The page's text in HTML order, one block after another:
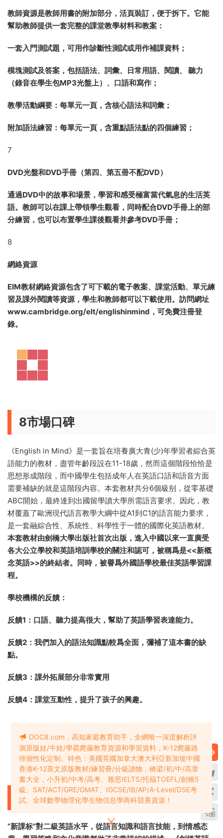
錄音文本，既爲教師提供參考，也對家長指導檢測、學生自學
自查提供幫助；
增加更多可選擇性的課堂活動，針對強班、弱班以及混合班的
爲學生用書的閱讀文章提供中英文對照的相關背景知識和信
讀素材；
集中提供同步訓練的全部答案和錄音文本。
6
教師資源
教師資源是教師用書的附加部分，活頁裝訂，便于拆下。它能
幫助教師提供一套完整的課堂教學材料和教案：
（錄音在學生包MP3光盤上）、口語和寫作；
教學活動綱要：每單元一頁，含核心語法和詞彙；
附加語法練習：每單元一頁，含重點語法點的四個練習；
網絡資源
EIM教材網絡資源包含了可下載的電子教案、課堂活動、單元練
習及課外閱讀等資源，學生和教師都可以下載使用。訪問網址
www.cambridge.org/elt/englishinmind，可免費注冊登
錄。
8市場口碑
語能力的教材，盡管年齡段設在11-18歲，然而這個階段恰恰是
思想形成階段，而中國學生包括成年人在英語口語和語音方面
ABC開始，最終達到出國留學讀大學所需語言要求。因此，教
材覆蓋了歐洲現代語言教學大綱中從A1到C1的語言能力要求，
各大公立學校和英語培訓學校的關注和認可，被稱爲是<<新概
念英語>>的終結者。同時，被譽爲外國語學校最佳英語學習課
程。
學校機構的反饋：
反饋1：口語、聽力提高很大，幫助了英語學習表達能力。
反饋2：我們加入的語法知識點較爲全面，彌補了這本書的缺
DOC8.com，高知家庭教育助手，全網唯一深度解析評
測原版娃/牛娃/學霸爬藤教育資源和學習資料，K-12爬藤路
徑個性化定制。特色：美國英國加拿大澳大利亞新加坡中國
香港K-12英文原版教材/練習冊/分級讀物，橋梁/初/中/高章
書大全，小升初/中考/高考、雅思IELTS/托福TOEFL/劍橋5
級、SAT/ACT/GRE/GMAT、IGCSE/IB/AP/A-Level/DSE考
試、全球數學物理化學生物信息學商科競賽資源！